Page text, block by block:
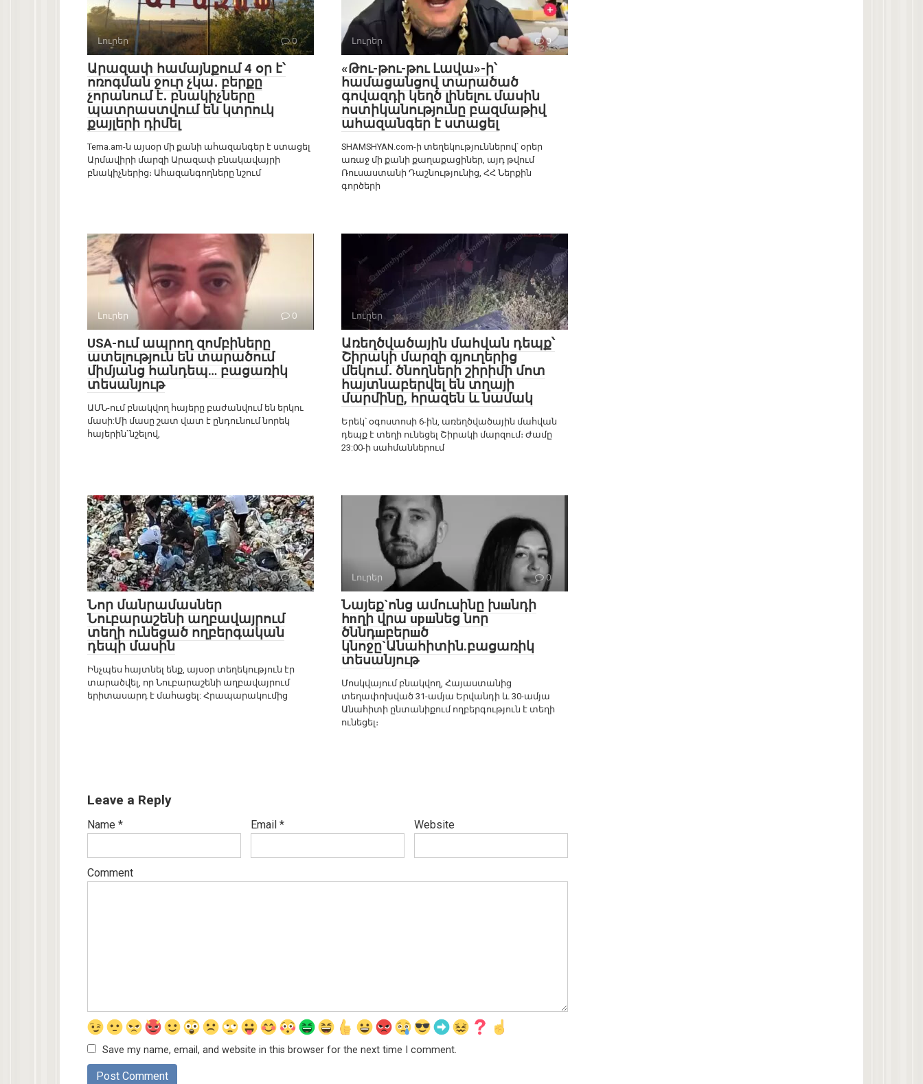
Լուրեր 0
Արազափ համայնքում 4 օր է՝
ոռոգման ջուր չկա․ բերքը
չորանում է․ բնակիչները
պատրաստվում են կտրուկ
քայլերի դիմել
Tema.am-ն այսօր մի քանի ահազանգեր է ստացել
Արմավիրի մարզի Արազափ բնակավայրի
բնակիչներից։ Ահազանգողները նշում
Լուրեր 0
«Թու-թու-թու Լավա»-ի՝
համացանցով տարածած
գովազդի կեղծ լինելու մասին
ոստիկանությունը բազմաթիվ
ահազանգեր է ստացել
SHAMSHYAN.com-ի տեղեկություններով՝ օրեր
առաջ մի քանի քաղաքացիներ, այդ թվում
Ռուսաստանի Դաշնությունից, ՀՀ Ներքին
գործերի
Լուրեր 0
USA-ում ապրող զոմբիները
ատելություն են տարածում
միմյանց հանդեպ… բացառիկ
տեսանյութ
ԱՄՆ-ում բնակվող հայերը բաժանվում են երկու
մասի:Մի մասը շատ վատ է ընդունում նորեկ
հայերին`նշելով,
Լուրեր 0
Առեղծվածային մահվան դեպք՝
Շիրակի մարզի գյուղերից
մեկում․ ծնողների շիրիմի մոտ
հայտնաբերվել են տղայի
մարմինը, հրազեն և նամակ
Երեկ՝ օգոստոսի 6-ին, առեղծվածային մահվան
դեպք է տեղի ունեցել Շիրակի մարզում։ Ժամը
23:00-ի սահմաններում
Լուրեր 0
Նոր մանրամասներ
Նուբարաշենի աղբավայրում
տեղի ունեցած ողբերգական
դեպի մասին
Ինչպես հայտնել ենք, այսօր տեղեկություն էր
տարածվել, որ Նուբարաշենի աղբավայրում
երիտասարդ է մահացել: Հրապարակումից
Լուրեր 0
Նայեք`ոնց ամուսինը խшնդի
հnղի վրա upшնեց նոր
ծննդшբերшծ
կնոջը`Անահիտին.բացառիկ
տեսանյութ
Մոսկվայում բնակվող, Հայաստանից
տեղափոխված 31-ամյա Երվանդի և 30-ամյա
Անահիտի ընտանիքում ողբերգություն է տեղի
ունեցել։
Leave a Reply
Name * Email * Website
Comment
Save my name, email, and website in this browser for the next time I comment.